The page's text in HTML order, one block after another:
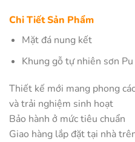
Chi Tiết Sản Phẩm
Mặt đá nung kết
Khung gỗ tự nhiên sơn Pu
Thiết kế mới mang phong
và trải nghiệm sinh hoạt
Bảo hành ở mức tiêu chuẩn
Giao hàng lắp đặt tại nhà